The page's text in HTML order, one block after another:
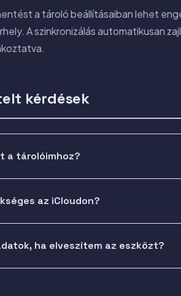
a tároló beállításaiban lehet
A szinkronizálás automatikusan
kérdések
a tárolóimhoz?
az iCloudon?
ha elveszítem az eszközt?